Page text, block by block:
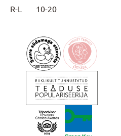
R-L
10-20